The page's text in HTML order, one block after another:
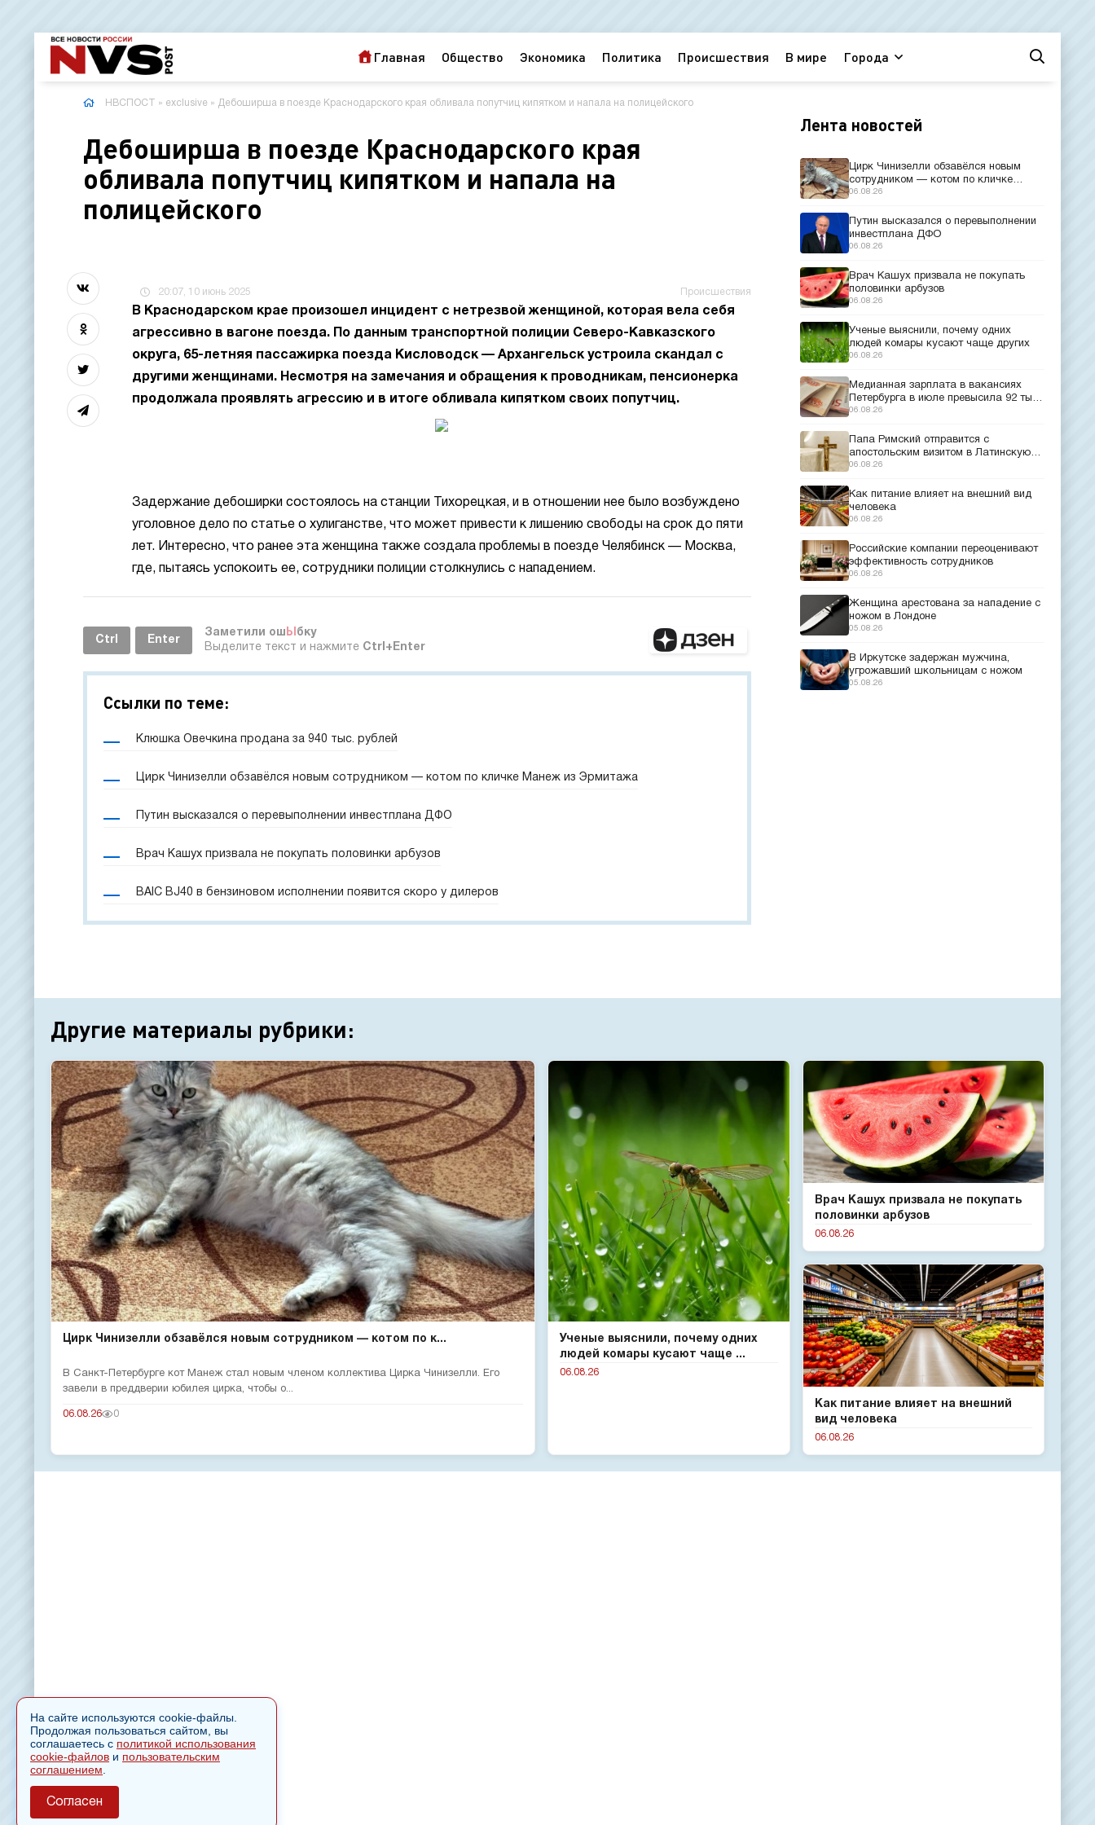
Главная Общество Экономика Политика Происшествия В мире Города
НВСПОСТ » exclusive » Дебоширша в поезде Краснодарского края обливала попутчиц кипятком и напала на полицейского
Дебоширша в поезде Краснодарского края
обливала попутчиц кипятком и напала на
полицейского
20:07, 10 июнь 2025 Происшествия
В Краснодарском крае произошел инцидент с нетрезвой женщиной, которая вела себя
агрессивно в вагоне поезда. По данным транспортной полиции Северо-Кавказского
округа, 65-летняя пассажирка поезда Кисловодск — Архангельск устроила скандал с
другими женщинами. Несмотря на замечания и обращения к проводникам, пенсионерка
продолжала проявлять агрессию и в итоге обливала кипятком своих попутчиц.
Задержание дебоширки состоялось на станции Тихорецкая, и в отношении нее было возбуждено
уголовное дело по статье о хулиганстве, что может привести к лишению свободы на срок до пяти
лет. Интересно, что ранее эта женщина также создала проблемы в поезде Челябинск — Москва,
где, пытаясь успокоить ее, сотрудники полиции столкнулись с нападением.
Ctrl Enter
Заметили ош Ы бку
Выделите текст и нажмите Ctrl+Enter
Ссылки по теме:
Клюшка Овечкина продана за 940 тыс. рублей
Цирк Чинизелли обзавёлся новым сотрудником — котом по кличке Манеж из Эрмитажа
Путин высказался о перевыполнении инвестплана ДФО
Врач Кашух призвала не покупать половинки арбузов
BAIC BJ40 в бензиновом исполнении появится скоро у дилеров
Лента новостей
Цирк Чинизелли обзавёлся новым
сотрудником — котом по кличке
Манеж из Эрмитажа
06.08.26
Путин высказался о перевыполнении
инвестплана ДФО
06.08.26
Врач Кашух призвала не покупать
половинки арбузов
06.08.26
Ученые выяснили, почему одних
людей комары кусают чаще других
06.08.26
Медианная зарплата в вакансиях
Петербурга в июле превысила 92 тыс.
рублей
06.08.26
Папа Римский отправится с
апостольским визитом в Латинскую
Америку
06.08.26
Как питание влияет на внешний вид
человека
06.08.26
Российские компании переоценивают
эффективность сотрудников
06.08.26
Женщина арестована за нападение с
ножом в Лондоне
05.08.26
В Иркутске задержан мужчина,
угрожавший школьницам с ножом
05.08.26
Другие материалы рубрики:
Цирк Чинизелли обзавёлся новым сотрудником — котом по к...
В Санкт-Петербурге кот Манеж стал новым членом коллектива Цирка Чинизелли. Его
завели в преддверии юбилея цирка, чтобы о...
06.08.26 0
Врач Кашух призвала не покупать
половинки арбузов
06.08.26
Ученые выяснили, почему одних
людей комары кусают чаще ...
06.08.26
Как питание влияет на внешний
вид человека
06.08.26
На сайте используются cookie-файлы.
Продолжая пользоваться сайтом, вы
соглашаетесь с политикой использования
cookie-файлов и пользовательским
соглашением
Согласен